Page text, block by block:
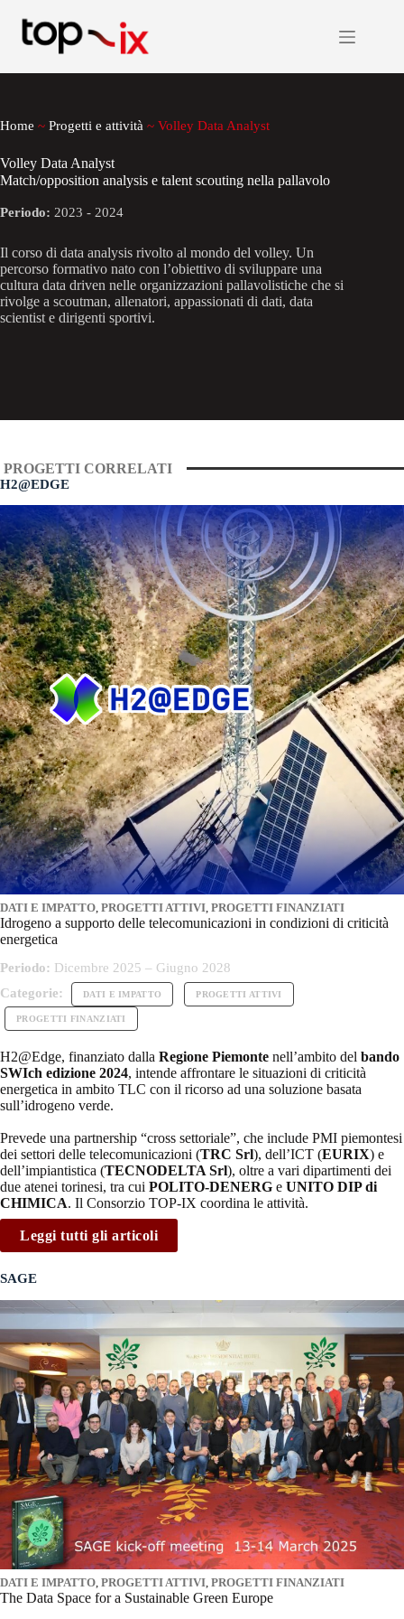
contenuto
Home ~ Progetti e attività ~ Volley Data Analyst
Volley Data Analyst
Match/opposition analysis e talent scouting nella pallavolo
Periodo: 2023 - 2024
Il corso di data analysis rivolto al mondo del volley. Un
percorso formativo nato con l’obiettivo di sviluppare una
cultura data driven nelle organizzazioni pallavolistiche che si
rivolge a scoutman, allenatori, appassionati di dati, data
scientist e dirigenti sportivi.
PROGETTI CORRELATI
H2@EDGE
DATI E IMPATTO, PROGETTI ATTIVI, PROGETTI FINANZIATI
Idrogeno a supporto delle telecomunicazioni in condizioni di criticità
energetica
Periodo: Dicembre 2025 – Giugno 2028
Categorie:
DATI E IMPATTO PROGETTI ATTIVI
PROGETTI FINANZIATI
H2@Edge, finanziato dalla Regione Piemonte nell’ambito del bando
SWIch edizione 2024, intende affrontare le situazioni di criticità
energetica in ambito TLC con il ricorso ad una soluzione basata
sull’idrogeno verde.
Prevede una partnership “cross settoriale”, che include PMI piemontesi
dei settori delle telecomunicazioni (TRC Srl), dell’ICT (EURIX) e
dell’impiantistica (TECNODELTA Srl), oltre a vari dipartimenti dei
due atenei torinesi, tra cui POLITO-DENERG e UNITO DIP di
CHIMICA. Il Consorzio TOP-IX coordina le attività.
Leggi tutti gli articoli
SAGE
DATI E IMPATTO, PROGETTI ATTIVI, PROGETTI FINANZIATI
The Data Space for a Sustainable Green Europe